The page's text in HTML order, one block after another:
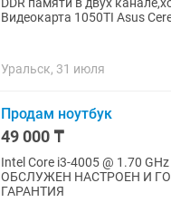
Видеокарта 1050TI Asus
Уральск, 31 июля
Продам ноутбук
49 000 ₸
Intel Core i3-4005 @ 1.70
ОБСЛУЖЕН НАСТРОЕН И
ГАРАНТИЯ